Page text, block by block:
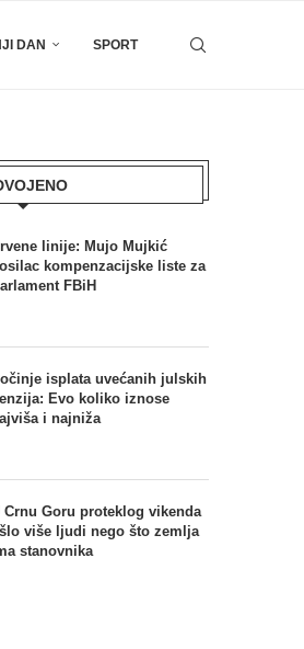
DAN SPORT
linije: Mujo Mujkić
kompenzacijske liste za
FBiH
isplata uvećanih julskih
Evo koliko iznose
i najniža
Crnu Goru proteklog vikenda
više ljudi nego što zemlja
stanovnika